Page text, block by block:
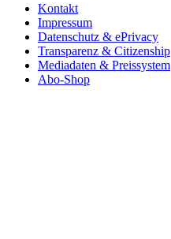
Kontakt
Impressum
Datenschutz & ePrivacy
Transparenz & Citizenship
Mediadaten & Preissystem
Abo-Shop